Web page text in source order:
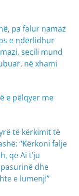
pa falur namaz
e ndërlidhur
secili mund
në xhami
e pëlqyer me
të kërkimit të
“Kërkoni falje
që Ai t’ju
dhe
e lumenj!”